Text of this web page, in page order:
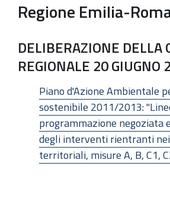
Regione Emilia-
DELIBERAZIONE DELLA
REGIONALE 20 GIUGNO
Piano d'Azione Ambientale
sostenibile 2011/2013:
programmazione negoziata
degli interventi rientranti
territoriali, misure A, B, C1,